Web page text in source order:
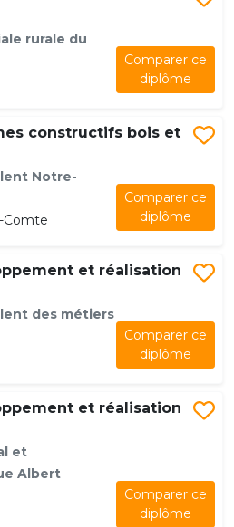
rurale du
Comparer ce
diplôme
constructifs bois et
Notre-
Comte
Comparer ce
diplôme
et réalisation
des métiers
Comparer ce
diplôme
et réalisation
et
Albert
Comparer ce
diplôme